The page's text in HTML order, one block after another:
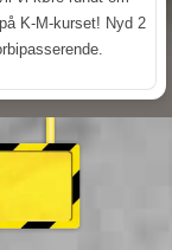
K-M-kurset! Nyd 2